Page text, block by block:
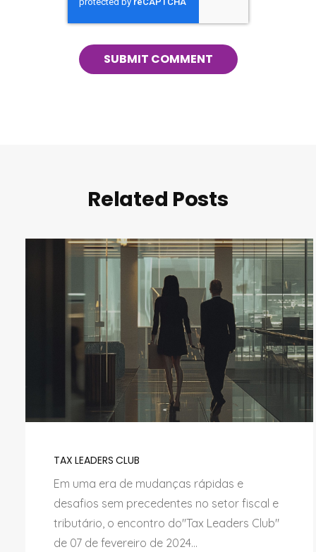
Related Posts
TAX LEADERS CLUB
Em uma era de mudanças rápidas e
desafios sem precedentes no setor fiscal e
tributário, o encontro do"Tax Leaders Club"
de 07 de fevereiro de 2024...